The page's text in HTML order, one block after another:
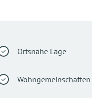
Ortsnahe Lage
Wohngemeinschaften